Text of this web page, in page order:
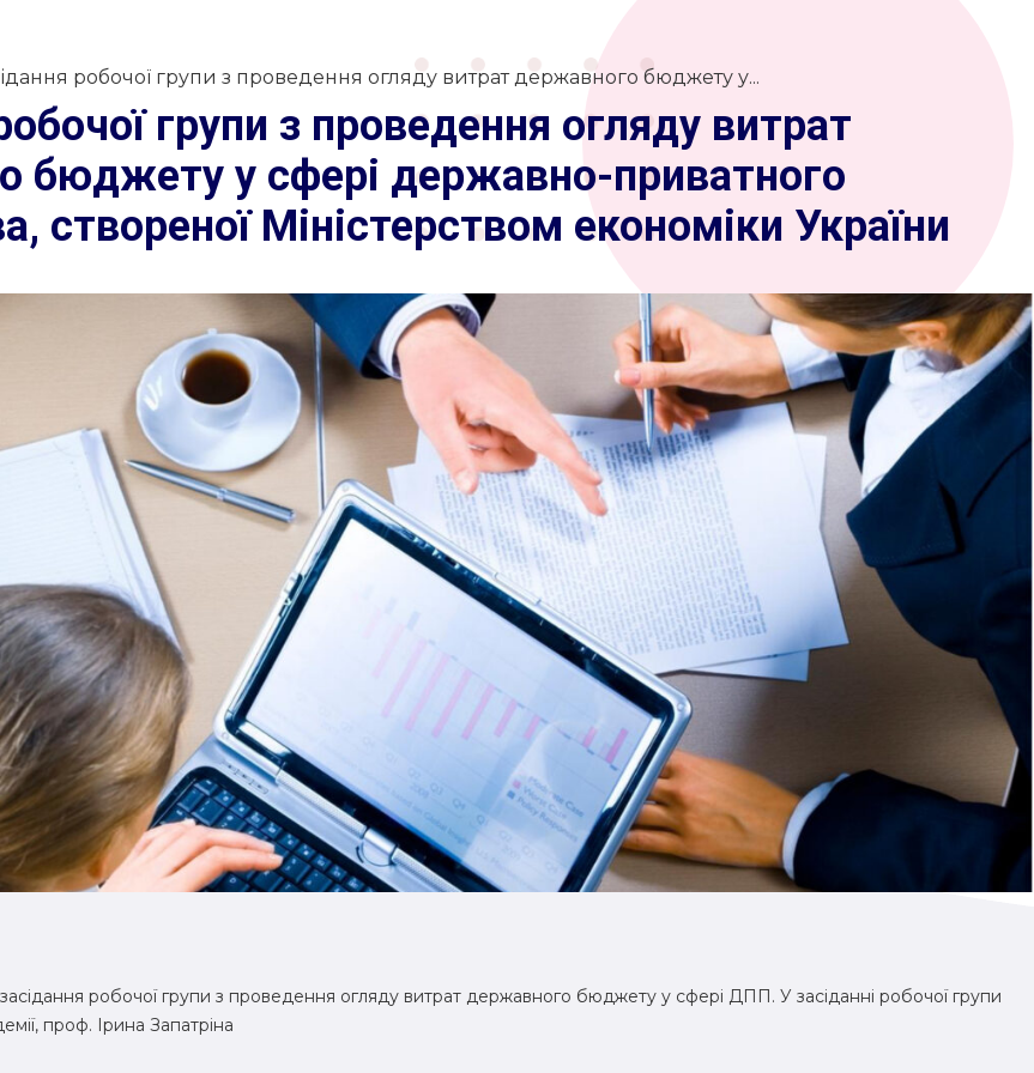
робочої групи з проведення огляду витрат державного бюджету у...
групи з проведення огляду витрат
бюджету у сфері державно-приватного
створеної Міністерством економіки України
робочої групи з проведення огляду витрат державного бюджету у сфері ДПП. У засіданні робочої групи
проф. Ірина Запатріна